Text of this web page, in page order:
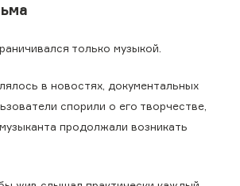
только музыкой.
в новостях, документальных
спорили о его творчестве,
продолжали возникать